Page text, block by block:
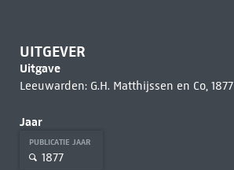
UITGEVER
Uitgave
Leeuwarden: G.H. Matthijssen en Co, 1877
Jaar
PUBLICATIE JAAR
1877